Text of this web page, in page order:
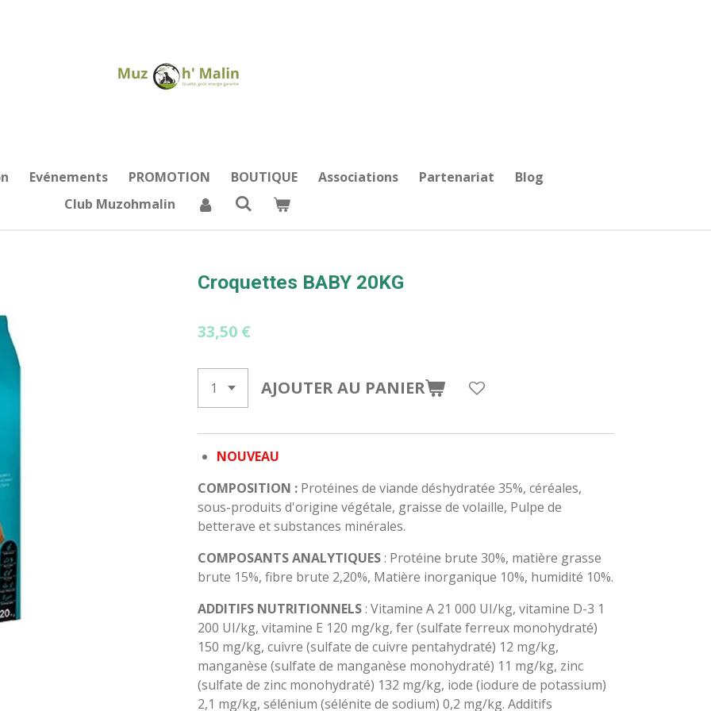
Evénements PROMOTION BOUTIQUE Associations Partenariat
Blog
Club Muzohmalin
Croquettes BABY 20KG
33,50 €
AJOUTER AU PANIER
NOUVEAU
COMPOSITION : Protéines de viande déshydratée 35%, céréales,
sous-produits d'origine végétale, graisse de volaille, Pulpe de
betterave et substances minérales.
COMPOSANTS ANALYTIQUES: Protéine brute 30%, matière grasse
brute 15%, fibre brute 2,20%, Matière inorganique 10%, humidité 10%.
ADDITIFS NUTRITIONNELS: Vitamine A 21 000 UI/kg, vitamine D-3 1
200 UI/kg, vitamine E 120 mg/kg, fer (sulfate ferreux monohydraté)
150 mg/kg, cuivre (sulfate de cuivre pentahydraté) 12 mg/kg,
manganèse (sulfate de manganèse monohydraté) 11 mg/kg, zinc
(sulfate de zinc monohydraté) 132 mg/kg, iode (iodure de potassium)
2,1 mg/kg, sélénium (sélénite de sodium) 0,2 mg/kg. Additifs